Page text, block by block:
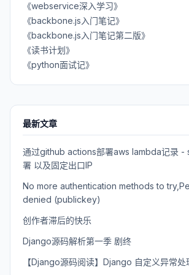
《webservice深入学习》
《backbone.js入门笔记》
《backbone.js入门笔记第二版》
《读书计划》
《python面试记》
最新文章
通过github actions部署aws lambda记录 -
署 以及固定出口IP
No more authentication methods to
denied (publickey)
创作者滞后的快乐
Django源码解析第一季 剧终
【Django源码阅读】Django 自定义异常